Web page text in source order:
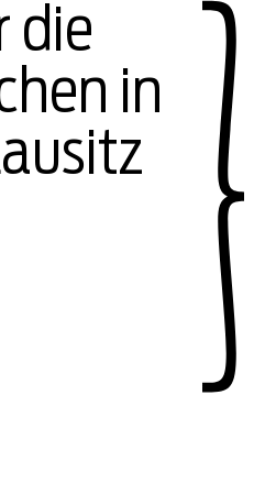
die
in